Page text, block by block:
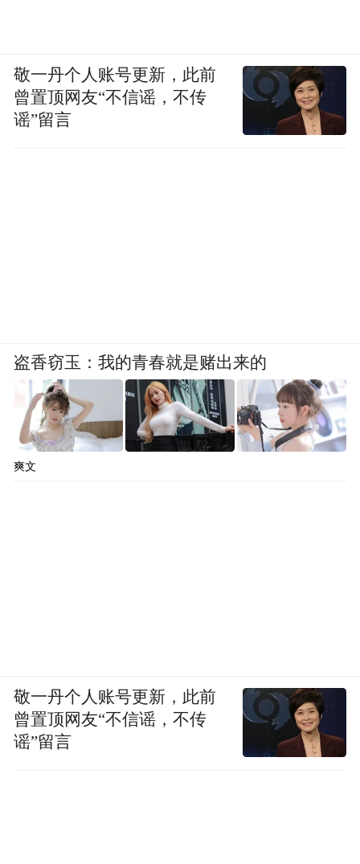
敬一丹个人账号更新，此前
曾置顶网友“不信谣，不传
谣”留言
盗香窃玉：我的青春就是赌出来的
爽文
敬一丹个人账号更新，此前
曾置顶网友“不信谣，不传
谣”留言